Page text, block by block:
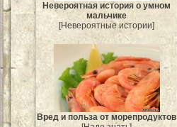
Невероятная история о умном
мальчике
[Невероятные истории]
Вред и польза от морепродуктов